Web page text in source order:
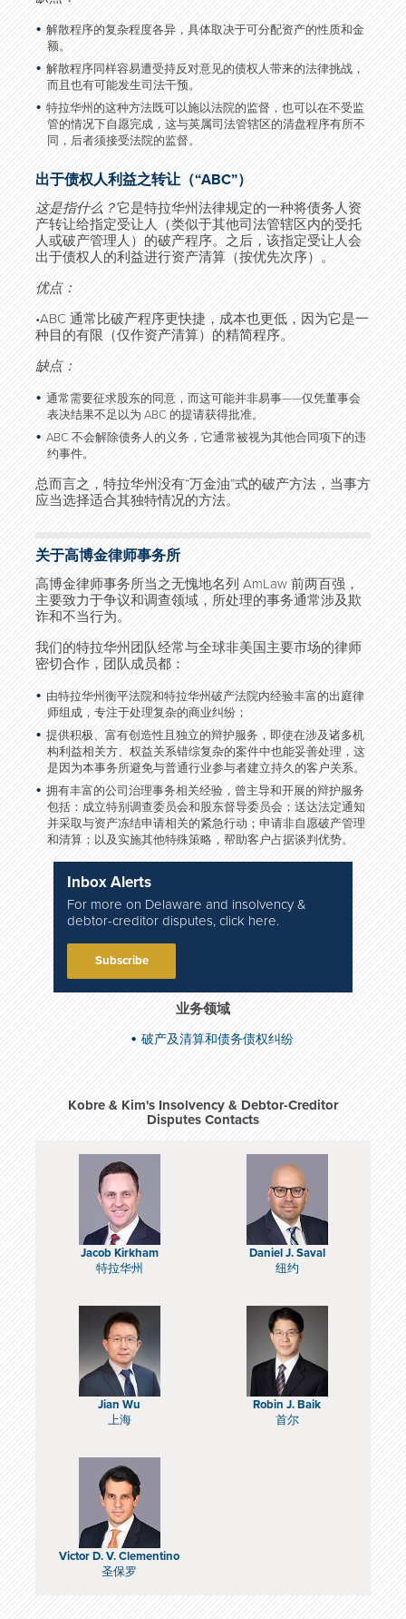
解散程序的复杂程度各异，具体取决于可分配资产的性质和金
额。
解散程序同样容易遭受持反对意见的债权人带来的法律挑战，
而且也有可能发生司法干预。
特拉华州的这种方法既可以施以法院的监督，也可以在不受监
管的情况下自愿完成，这与英属司法管辖区的清盘程序有所不
同，后者须接受法院的监督。
出于债权人利益之转让（“ABC”）
这是指什么？它是特拉华州法律规定的一种将债务人资
产转让给指定受让人（类似于其他司法管辖区内的受托
人或破产管理人）的破产程序。之后，该指定受让人会
出于债权人的利益进行资产清算（按优先次序）。
优点：
•ABC 通常比破产程序更快捷，成本也更低，因为它是一
种目的有限（仅作资产清算）的精简程序。
缺点：
通常需要征求股东的同意，而这可能并非易事——仅凭董事会
表决结果不足以为 ABC 的提请获得批准。
ABC 不会解除债务人的义务，它通常被视为其他合同项下的违
约事件。
总而言之，特拉华州没有“万金油”式的破产方法，当事方
应当选择适合其独特情况的方法。
关于高博金律师事务所
高博金律师事务所当之无愧地名列 AmLaw 前两百强，
主要致力于争议和调查领域，所处理的事务通常涉及欺
诈和不当行为。
我们的特拉华州团队经常与全球非美国主要市场的律师
密切合作，团队成员都：
由特拉华州衡平法院和特拉华州破产法院内经验丰富的出庭律
师组成，专注于处理复杂的商业纠纷；
提供积极、富有创造性且独立的辩护服务，即使在涉及诸多机
构利益相关方、权益关系错综复杂的案件中也能妥善处理，这
是因为本事务所避免与普通行业参与者建立持久的客户关系。
拥有丰富的公司治理事务相关经验，曾主导和开展的辩护服务
包括：成立特别调查委员会和股东督导委员会；送达法定通知
并采取与资产冻结申请相关的紧急行动；申请非自愿破产管理
和清算；以及实施其他特殊策略，帮助客户占据谈判优势。
Inbox Alerts
For more on Delaware and insolvency &
debtor-creditor disputes, click here.
Subscribe
业务领域
破产及清算和债务债权纠纷
Kobre & Kim's Insolvency & Debtor-Creditor
Disputes Contacts
Jacob Kirkham
特拉华州
Daniel J. Saval
纽约
Jian Wu
上海
Robin J. Baik
首尔
Victor D. V. Clementino
圣保罗